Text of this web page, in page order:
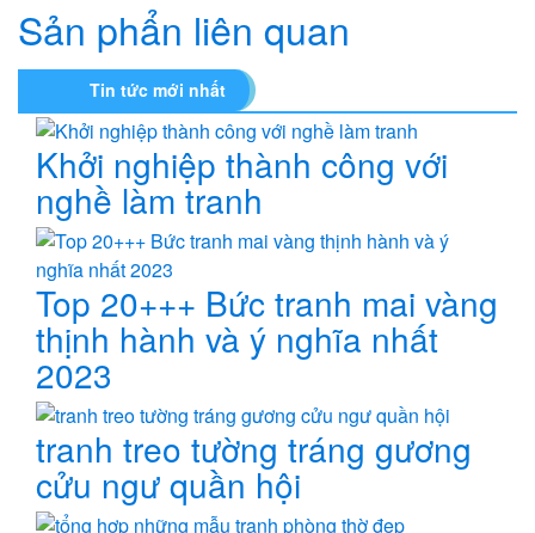
Sản phẩn liên quan
Tin tức mới nhất
Khởi nghiệp thành công với
nghề làm tranh
Top 20+++ Bức tranh mai vàng
thịnh hành và ý nghĩa nhất
2023
tranh treo tường tráng gương
cửu ngư quần hội